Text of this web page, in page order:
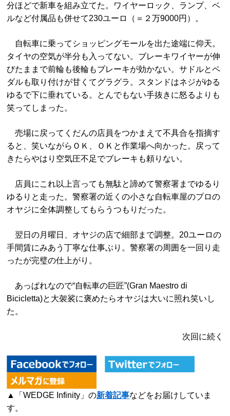
分ほどで新車を組み立てた。ワイヤーロック、ランプ、ベ
ルなど付属品も併せて230ユーロ（＝２万9000円）。
自転車に乗ってショッピングモールを出た途端に仰天。
タイヤの空気が半分も入ってない。ブレーキワイヤーが伸
びたままで前輪も後輪もブレーキが効かない。サドルとペ
ダルも取り付けが甘くてグラグラ。スタンドはネジがゆる
ゆるで下に垂れている。とんでもない手抜きに怒るよりも
笑ってしまった。
売場に戻ってくだんの店員をつかまえて不具合を指摘す
ると、笑いながらＯＫ、ＯＫと作業場へ向かった。戻って
きたらやはり空気圧不足でブレーキも頼りない。
店員にこれ以上言っても無駄と諦めて警察署までゆるり
ゆるりと走った。警察署の近くの小さな自転車屋のプロの
オヤジに全体調整してもらうつもりだった。
翌日の月曜日、オヤジの店で細部まで調整。20ユーロの
手間賃にみあう丁寧な仕事ぶり。警察署の周囲を一回り走
ったが完璧の仕上がり。
あっぱれなので“自転車の巨匠”(Gran Maestro di
Bicicletta)と大袈裟に褒めたらオヤジは大いに照れ笑いし
た。
次回に続く
▲「WEDGE Infinity」の新着記事などをお届けしていま
す。